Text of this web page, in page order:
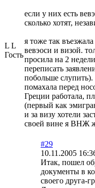
L L
Гость
если у них есть
сколько хотят,
я тоже так
вевэоси и визой.
просила на 2
переписать
побольше слупить).
помахала перед
Греции работала,
(первый как
и за визу хотели
своей вине я ВНЖ
#29
10.11.2005
Итак, пошел
документы в
своего друга-